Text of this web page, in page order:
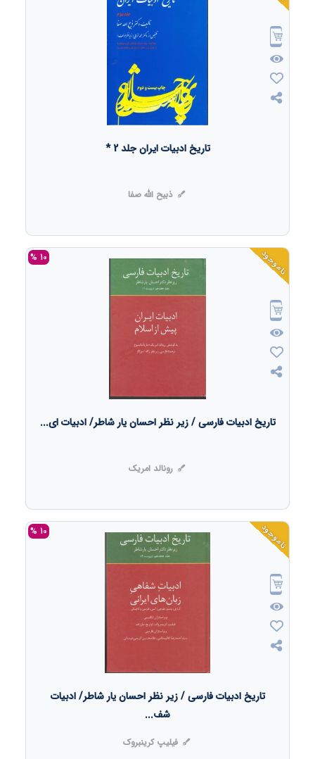
تاریخ ادبیات ایران جلد 2 *
ذبیح الله صفا
ناموجود 10 %
تاریخ ادبیات فارسی / زیر نظر احسان یار شاطر/ ادبیات ای...
رونالد امریک
ناموجود 10 %
تاریخ ادبیات فارسی / زیر نظر احسان یار شاطر/ ادبیات
شف...
فیلیپ کرینبروک